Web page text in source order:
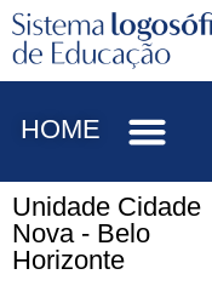
HOME
Unidade Cidade
Nova - Belo
Horizonte